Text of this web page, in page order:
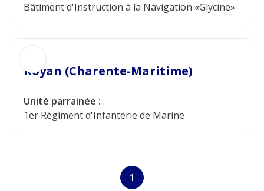
Bâtiment d'Instruction à la Navigation «Glycine»
Royan (Charente-Maritime)
Unité parrainée :
1er Régiment d'Infanterie de Marine
1